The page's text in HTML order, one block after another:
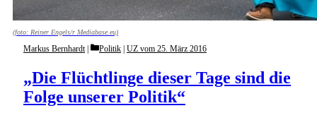
(foto: Reiner Engels/r Mediabase.eu)
„Die Flüchtlinge dieser Tage sind die
Folge unserer Politik“
Markus Bernhardt Categories
Politik | UZ vom 25. März 2016